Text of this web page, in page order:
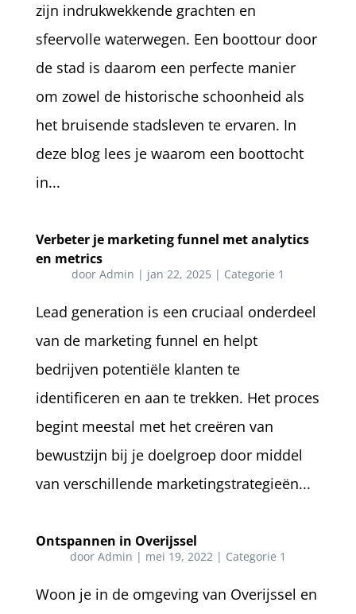
zijn indrukwekkende grachten en
sfeervolle waterwegen. Een boottour door
de stad is daarom een perfecte manier
om zowel de historische schoonheid als
het bruisende stadsleven te ervaren. In
deze blog lees je waarom een boottocht
in...
Verbeter je marketing funnel met analytics
en metrics
door Admin | jan 22, 2025 | Categorie 1
Lead generation is een cruciaal onderdeel
van de marketing funnel en helpt
bedrijven potentiële klanten te
identificeren en aan te trekken. Het proces
begint meestal met het creëren van
bewustzijn bij je doelgroep door middel
van verschillende marketingstrategieën...
Ontspannen in Overijssel
door Admin | mei 19, 2022| Categorie 1
Woon je in de omgeving van Overijssel en